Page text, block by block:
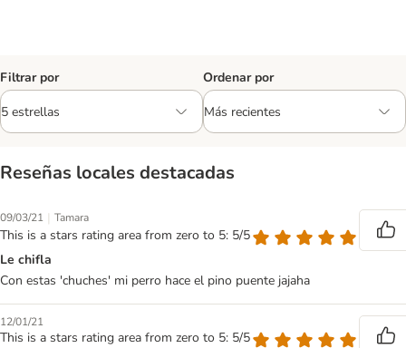
Filtrar por Ordenar por
Reseñas locales destacadas
09/03/21 | Tamara
This is a stars rating area from zero to 5: 5/5
Le chifla
Con estas 'chuches' mi perro hace el pino puente jajaha
12/01/21
This is a stars rating area from zero to 5: 5/5